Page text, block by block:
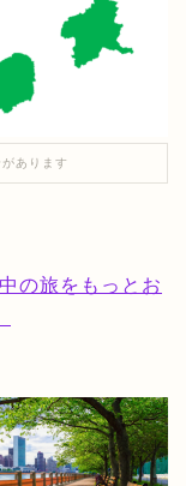
あります
の旅をもっとお